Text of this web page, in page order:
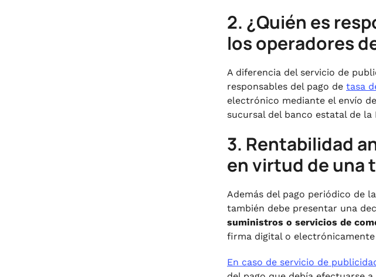
2. ¿Quién es
los operadores
A diferencia del servicio de
responsables del pago de tasa
electrónico mediante el envío
sucursal del banco estatal de
3. Rentabilidad
en virtud de una
Además del pago periódico de
también debe presentar una
suministros o servicios de
firma digital o
En caso de servicio de